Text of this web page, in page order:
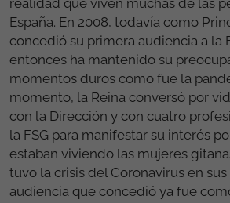
Un interés continuado
Esta visita manifiesta el interés
con el trabajo de la Fundación
realidad que viven muchas de las
España. En 2008, todavía como